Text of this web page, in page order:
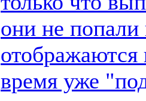
они не попали
время уже